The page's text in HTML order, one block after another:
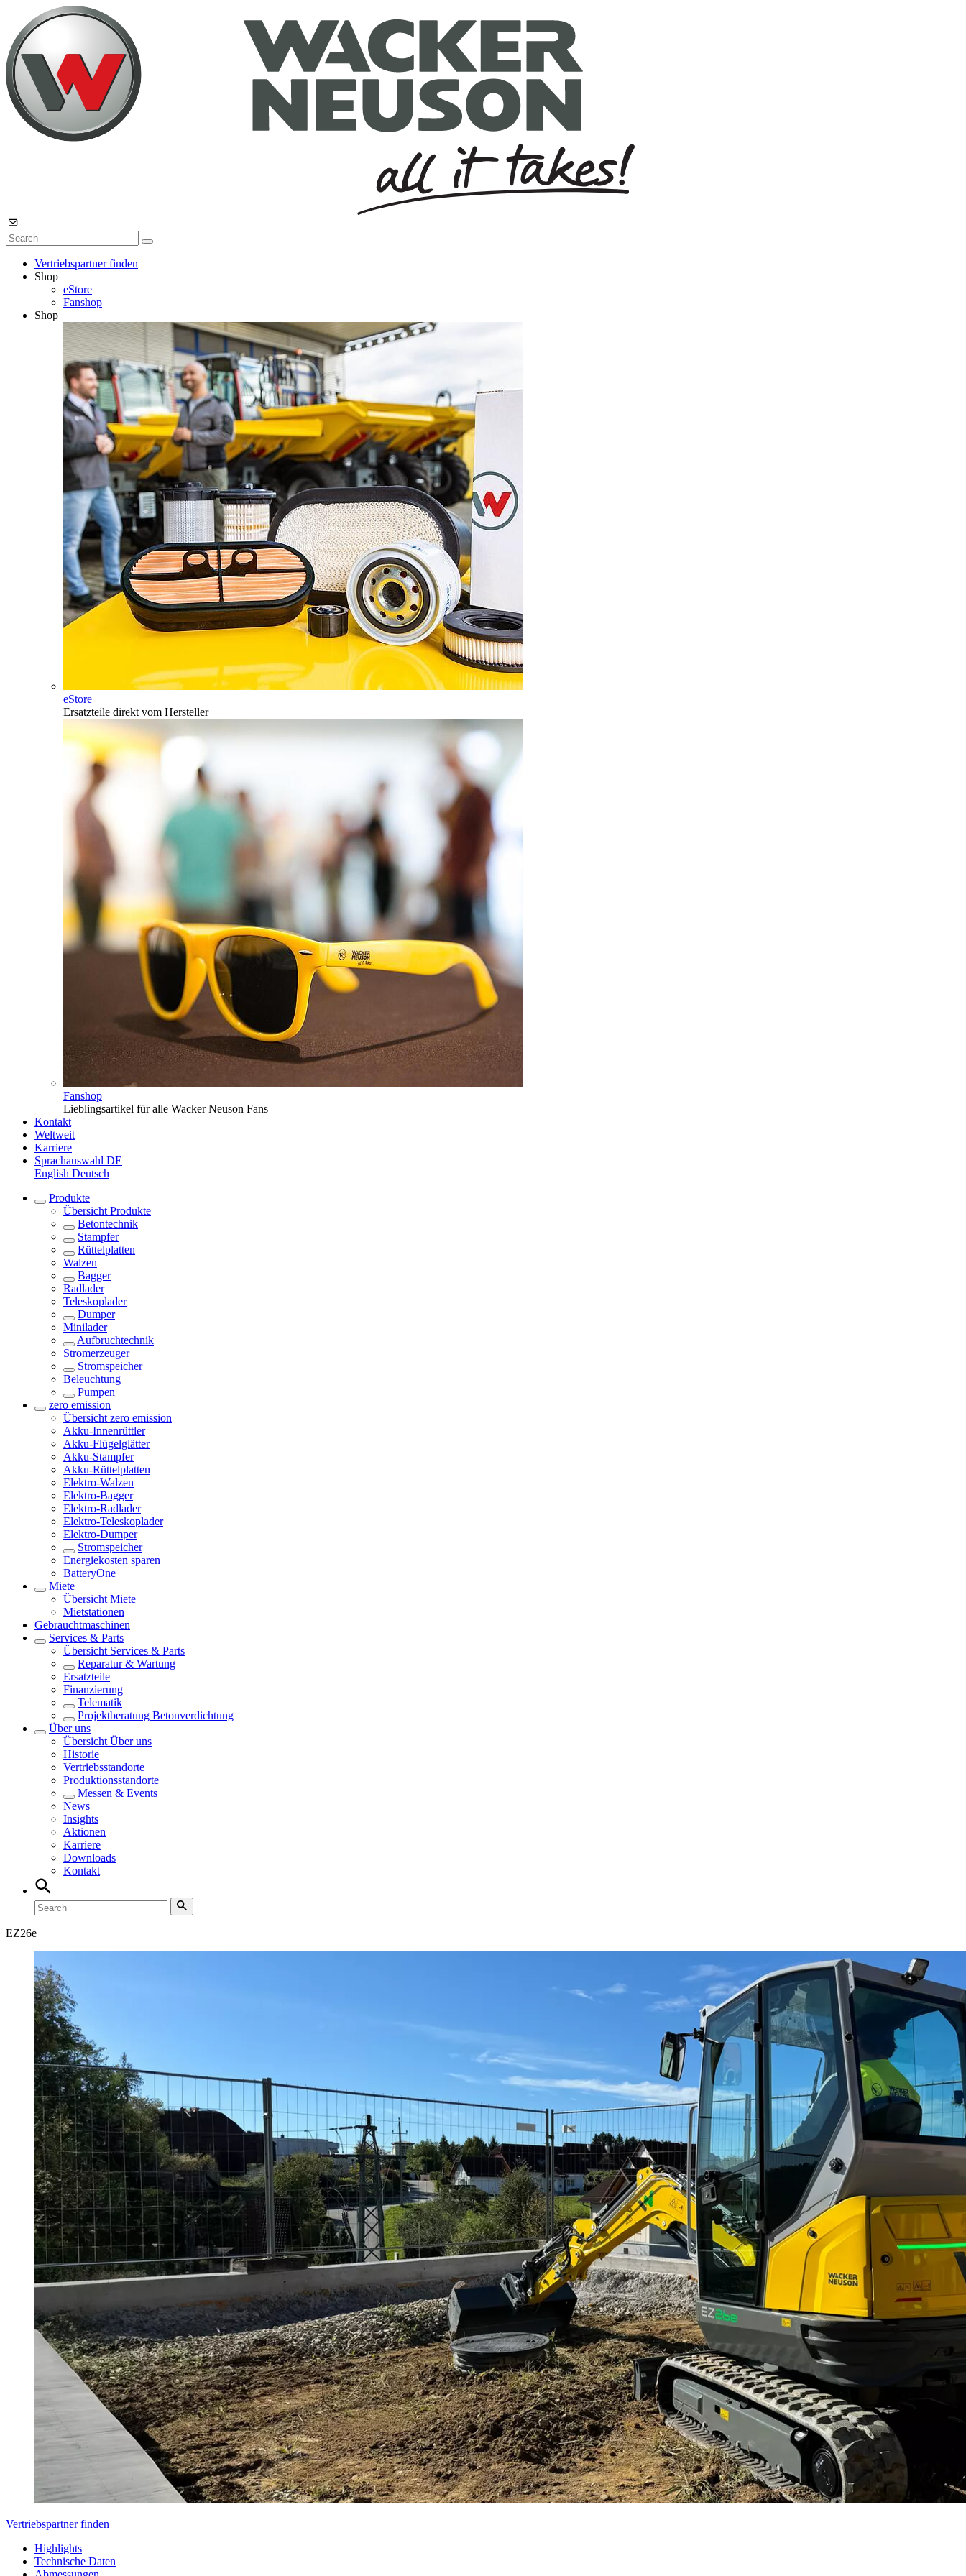
Vertriebspartner finden
Shop
eStore
Fanshop
Shop
eStore
Ersatzteile direkt vom Hersteller
Fanshop
Lieblingsartikel für alle Wacker Neuson Fans
Kontakt
Weltweit
Karriere
Sprachauswahl DE
English Deutsch
Produkte
Übersicht Produkte
Betontechnik
Stampfer
Rüttelplatten
Walzen
Bagger
Radlader
Teleskoplader
Dumper
Minilader
Aufbruchtechnik
Stromerzeuger
Stromspeicher
Beleuchtung
Pumpen
zero emission
Übersicht zero emission
Akku-Innenrüttler
Akku-Flügelglätter
Akku-Stampfer
Akku-Rüttelplatten
Elektro-Walzen
Elektro-Bagger
Elektro-Radlader
Elektro-Teleskoplader
Elektro-Dumper
Stromspeicher
Energiekosten sparen
BatteryOne
Miete
Übersicht Miete
Mietstationen
Gebrauchtmaschinen
Services & Parts
Übersicht Services & Parts
Reparatur & Wartung
Ersatzteile
Finanzierung
Telematik
Projektberatung Betonverdichtung
Über uns
Übersicht Über uns
Historie
Vertriebsstandorte
Produktionsstandorte
Messen & Events
News
Insights
Aktionen
Karriere
Downloads
Kontakt
EZ26e
Vertriebspartner finden
Highlights
Technische Daten